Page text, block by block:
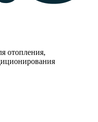
отопления,